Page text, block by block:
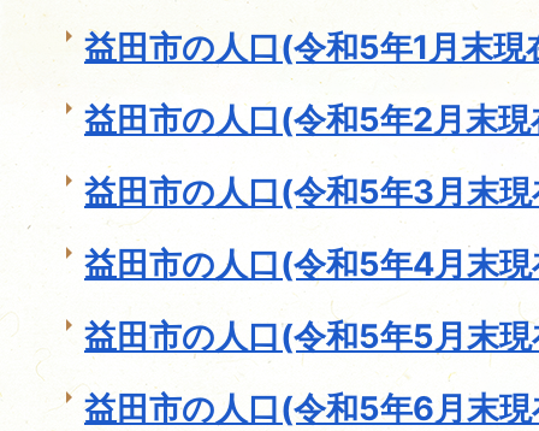
益田市の人口(令和5年1月末現
益田市の人口(令和5年2月末
益田市の人口(令和5年3月末
益田市の人口(令和5年4月末
益田市の人口(令和5年5月末
益田市の人口(令和5年6月末